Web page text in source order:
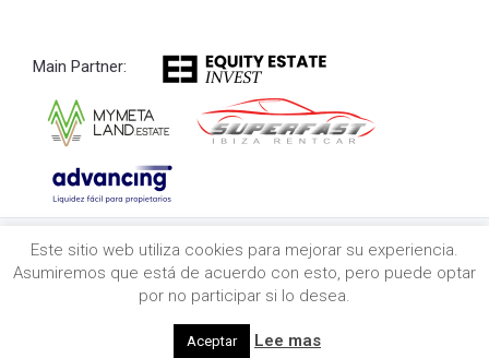
Main Partner:
Copyright 2021/2026 myibiza.estate © All Rights
Reserved
Este sitio web utiliza cookies para mejorar su experiencia.
Asumiremos que está de acuerdo con esto, pero puede optar
por no participar si lo desea.
Aceptar Lee mas